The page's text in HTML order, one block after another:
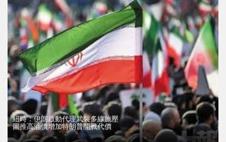
紐時：伊朗啟動代理武裝多線施壓
圖推高油價增加特朗普開戰代價